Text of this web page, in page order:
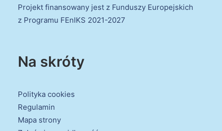
Projekt finansowany jest z Funduszy Europejskich
z Programu FEnIKS 2021-2027
Na skróty
Polityka cookies
Regulamin
Mapa strony